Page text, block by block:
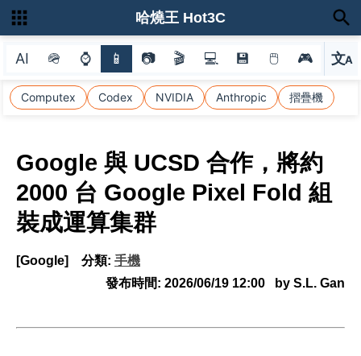
AI 🪖 ⌚ 📱 📷 🎬 💻 💾 🖱 🎮 文A
選
Computex Codex NVIDIA Anthropic 摺疊機
哈燒王 Hot3C
Google 與 UCSD 合作，將約
2000 台 Google Pixel Fold 組
裝成運算集群
[Google] 分類: 手機
發布時間: 2026/06/19 12:00 by S.L. Gan